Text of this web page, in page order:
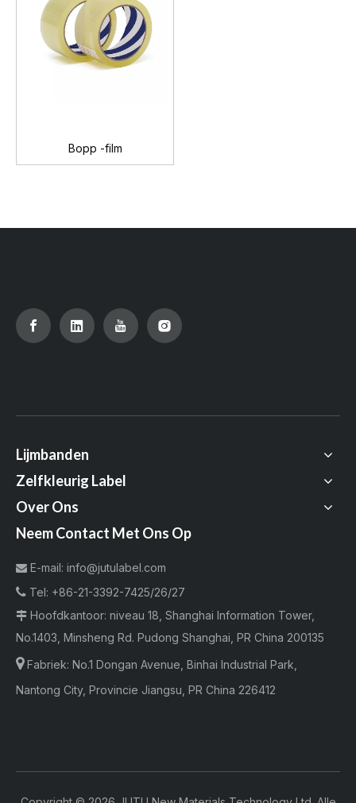
Bopp -film
Lijmbanden
Zelfkleurig Label
Over Ons
Neem Contact Met Ons Op
 E-mail: info@jutulabel.com
 Tel: +86-21-3392-7425/26/27
 Hoofdkantoor: niveau 18, Shanghai Information Tower,
No.1403, Minsheng Rd. Pudong Shanghai, PR China 200135
Fabriek: No.1 Dongan Avenue, Binhai Industrial Park,
Nantong City, Provincie Jiangsu, PR China 226412